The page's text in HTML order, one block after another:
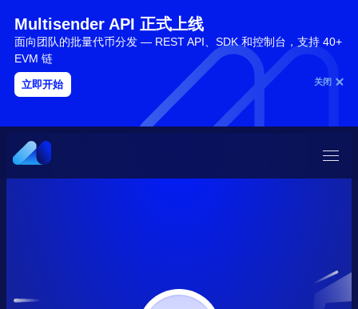
Multisender API 正式上线
面向团队的批量代币分发 — REST API、SDK 和控制台，支持 40+
EVM 链
立即开始 关闭